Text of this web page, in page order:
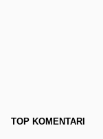
TOP KOMENTARI